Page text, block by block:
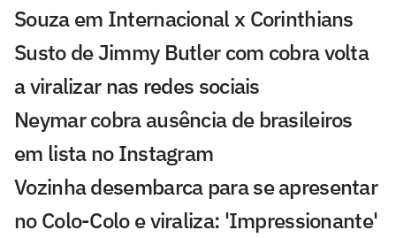
Souza em Internacional x Corinthians
Susto de Jimmy Butler com cobra volta
a viralizar nas redes sociais
Neymar cobra ausência de brasileiros
em lista no Instagram
Vozinha desembarca para se apresentar
no Colo-Colo e viraliza: 'Impressionante'